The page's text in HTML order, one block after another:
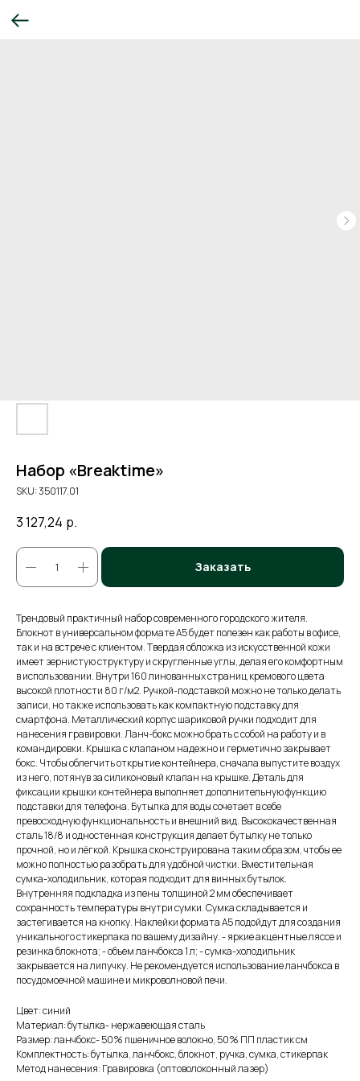
Набор «Breaktime»
SKU:350117.01
3 127,24 р.
Заказать
Трендовый практичный набор современного городского жителя.
Блокнот в универсальном формате А5 будет полезен как работы в офисе,
так и на встрече с клиентом. Твердая обложка из искусственной кожи
имеет зернистую структуру и скругленные углы, делая его комфортным
в использовании. Внутри 160 линованных страниц кремового цвета
высокой плотности 80 г/м2. Ручкой-подставкой можно не только делать
записи, но также использовать как компактную подставку для
смартфона. Металлический корпус шариковой ручки подходит для
нанесения гравировки. Ланч-бокс можно брать с собой на работу и в
командировки. Крышка с клапаном надежно и герметично закрывает
бокс. Чтобы облегчить открытие контейнера, сначала выпустите воздух
из него, потянув за силиконовый клапан на крышке. Деталь для
фиксации крышки контейнера выполняет дополнительную функцию
подставки для телефона. Бутылка для воды сочетает в себе
превосходную функциональность и внешний вид. Высококачественная
сталь 18/8 и одностенная конструкция делает бутылку не только
прочной, но и лёгкой. Крышка сконструирована таким образом, чтобы ее
можно полностью разобрать для удобной чистки. Вместительная
сумка-холодильник, которая подходит для винных бутылок.
Внутренняя подкладка из пены толщиной 2 мм обеспечивает
сохранность температуры внутри сумки. Сумка складывается и
застегивается на кнопку. Наклейки формата А5 подойдут для создания
уникального стикерпака по вашему дизайну. - яркие акцентные ляссе и
резинка блокнота; - объем ланчбокса 1 л; - сумка-холодильник
закрывается на липучку. Не рекомендуется использование ланчбокса в
посудомоечной машине и микроволновой печи.
Цвет: синий
Материал: бутылка- нержавеющая cталь
Размер: ланчбокс- 50% пшеничное волокно, 50% ПП пластик см
Комплектность: бутылка, ланчбокс, блокнот, ручка, сумка, стикерпак
Метод нанесения: Гравировка (оптоволоконный лазер)